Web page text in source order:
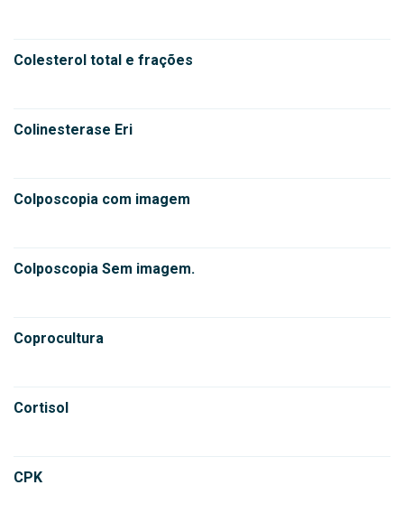
Colesterol total e frações
Colinesterase Eri
Colposcopia com imagem
Colposcopia Sem imagem.
Coprocultura
Cortisol
CPK